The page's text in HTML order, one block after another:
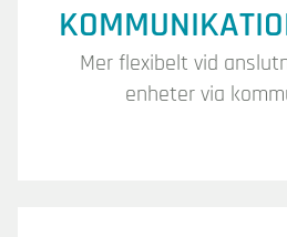
Mer flexibelt vid
enheter via